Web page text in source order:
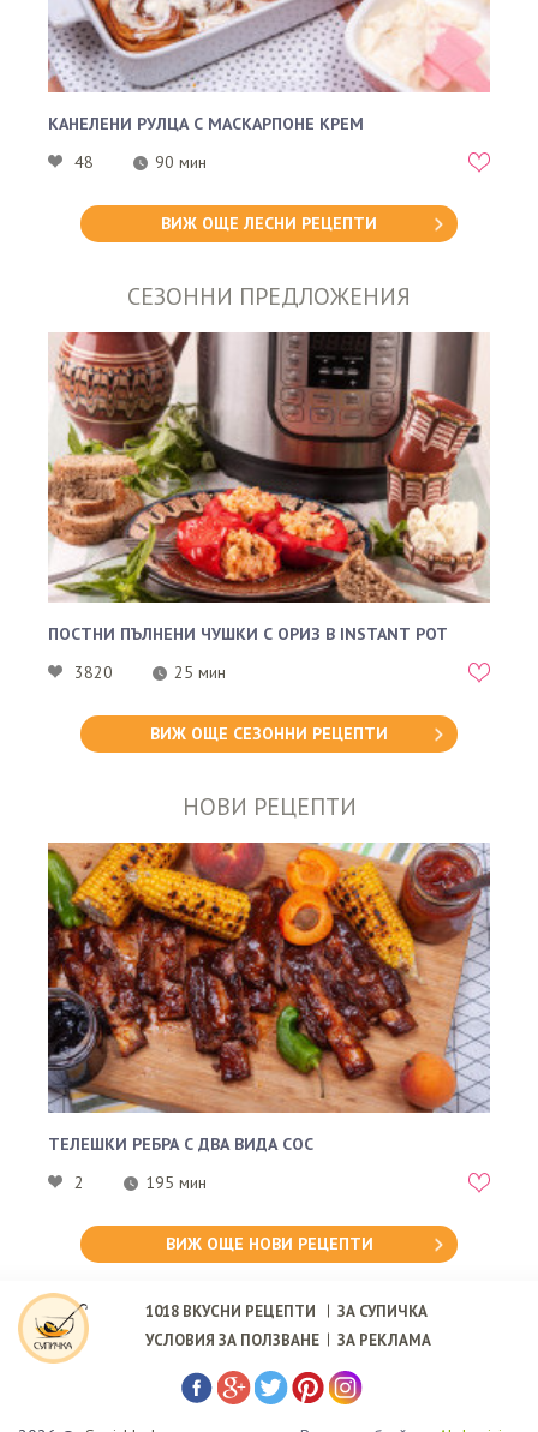
КАНЕЛЕНИ РУЛЦА С МАСКАРПОНЕ КРЕМ
48
90 мин
ВИЖ ОЩЕ ЛЕСНИ РЕЦЕПТИ
СЕЗОННИ ПРЕДЛОЖЕНИЯ
ПОСТНИ ПЪЛНЕНИ ЧУШКИ С ОРИЗ В INSTANT POT
3820
25 мин
ВИЖ ОЩЕ СЕЗОННИ РЕЦЕПТИ
НОВИ РЕЦЕПТИ
ТЕЛЕШКИ РЕБРА С ДВА ВИДА СОС
2
195 мин
ВИЖ ОЩЕ НОВИ РЕЦЕПТИ
1018 ВКУСНИ РЕЦЕПТИ
УСЛОВИЯ ЗА ПОЛЗВАНЕ
ЗА СУПИЧКА
ЗА РЕКЛАМА